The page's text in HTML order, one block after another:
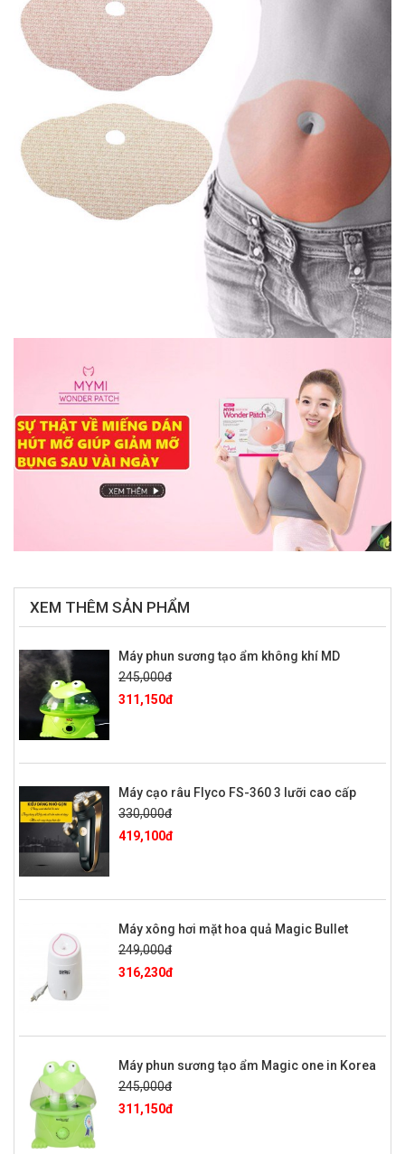
XEM THÊM SẢN PHẨM
Máy phun sương tạo ẩm không khí MD
245,000đ
311,150đ
Máy cạo râu Flyco FS-360 3 lưỡi cao cấp
330,000đ
419,100đ
Máy xông hơi mặt hoa quả Magic Bullet
249,000đ
316,230đ
Máy phun sương tạo ẩm Magic one in Korea
245,000đ
311,150đ